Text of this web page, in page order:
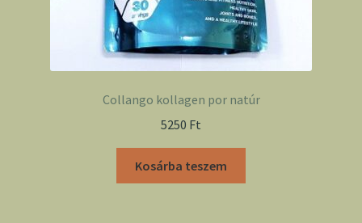
Collango kollagen por natúr
5250 Ft
Kosárba teszem